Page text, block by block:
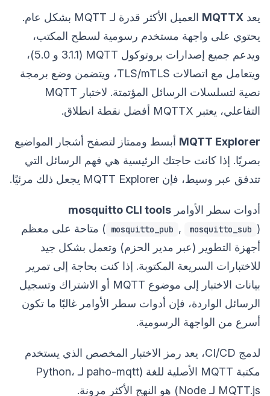
يعد MQTTX
العميل الأكثر قدرة لـ MQTT بشكل عام.
يحتوي على واجهة مستخدم رسومية لسطح المكتب،
ويدعم جميع إصدارات بروتوكول MQTT (3.1.1 و 5.0)،
ويتعامل مع اتصالات TLS/mTLS، ويتضمن وضع برمجة
نصية لتسلسلات الرسائل المؤتمتة. لاختبار MQTT
التفاعلي، يعتبر MQTTX أفضل نقطة انطلاق.
MQTT Explorer أبسط وممتاز لتصفح أشجار المواضيع
بصريًا. إذا كانت حاجتك الرئيسية هي فهم الرسائل التي
تتدفق عبر وسيط، فإن MQTT Explorer يجعل ذلك مرئيًا.
أدوات سطر الأوامر mosquitto CLI tools
( mosquitto_pub , mosquitto_sub
) متاحة على معظم
أجهزة التطوير (عبر مدير الحزم) وتعمل بشكل جيد
للاختبارات السريعة المكتوبة. إذا كنت بحاجة إلى تمرير
بيانات الاختبار إلى موضوع MQTT أو الاشتراك وتسجيل
الرسائل الواردة، فإن أدوات سطر الأوامر غالبًا ما تكون
أسرع من الواجهة الرسومية.
لدمج CI/CD، يعد رمز الاختبار المخصص الذي يستخدم
مكتبة MQTT الأصلية للغة (paho-mqtt لـ Python،
MQTT.js لـ Node) هو النهج الأكثر مرونة.